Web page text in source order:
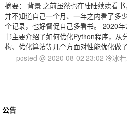
摘要： 背景 之前虽然也在陆陆续续看
并不知道自己一个月、一年之内看了多
个记录，也好督促自己多看书。 2020
书主要介绍了如何优化Python程序，从
构、优化算法等几个方面对性能优化做
posted @ 2020-08-02 23:02 冷冰
公告